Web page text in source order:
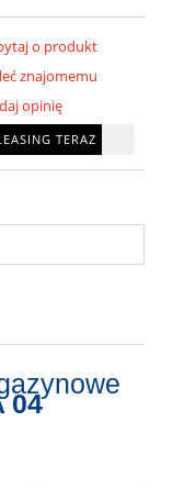
o produkt
znajomemu
opinię
TERAZ
04